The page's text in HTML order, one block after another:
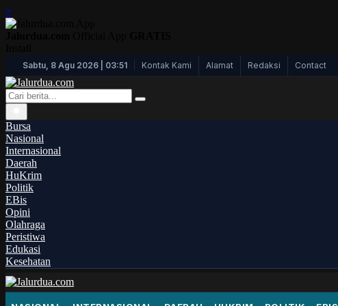
×
Sabtu, 8 Agu 2026 | 03:51 Kontak Kami Alamat Redaksi Contact
Bursa
Nasional
Internasional
Daerah
HuKrim
Politik
EBis
Opini
Olahraga
Peristiwa
Edukasi
Kesehatan